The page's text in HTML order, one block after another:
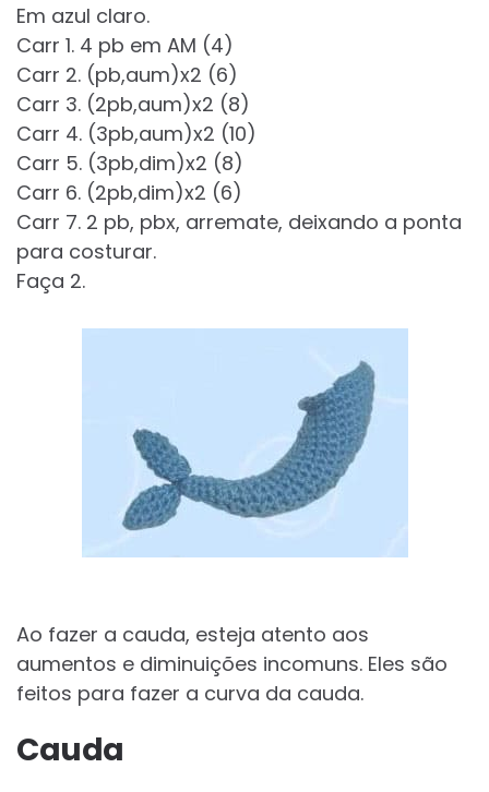
Em azul claro.
Carr 1. 4 pb em AM (4)
Carr 2. (pb,aum)x2 (6)
Carr 3. (2pb,aum)x2 (8)
Carr 4. (3pb,aum)x2 (10)
Carr 5. (3pb,dim)x2 (8)
Carr 6. (2pb,dim)x2 (6)
Carr 7. 2 pb, pbx, arremate, deixando a ponta
para costurar.
Faça 2.
Ao fazer a cauda, esteja atento aos
aumentos e diminuições incomuns. Eles são
feitos para fazer a curva da cauda.
Cauda